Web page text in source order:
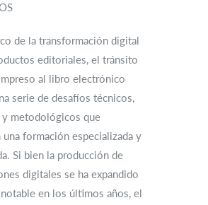
de la transformación digital
editoriales, el tránsito
al libro electrónico
serie de desafíos técnicos,
metodológicos que
una formación especializada y
Si bien la producción de
digitales se ha expandido
en los últimos años, el